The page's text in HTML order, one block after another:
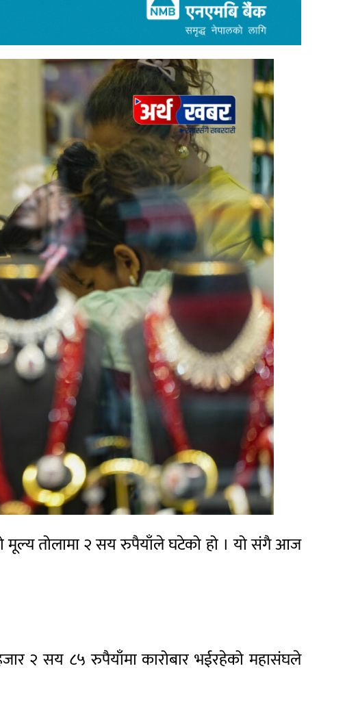
मूल्य तोलामा २ सय रुपैयाँले घटेको हो । यो संगै आज
२ सय ८५ रुपैयाँमा कारोबार भईरहेको महासंघले